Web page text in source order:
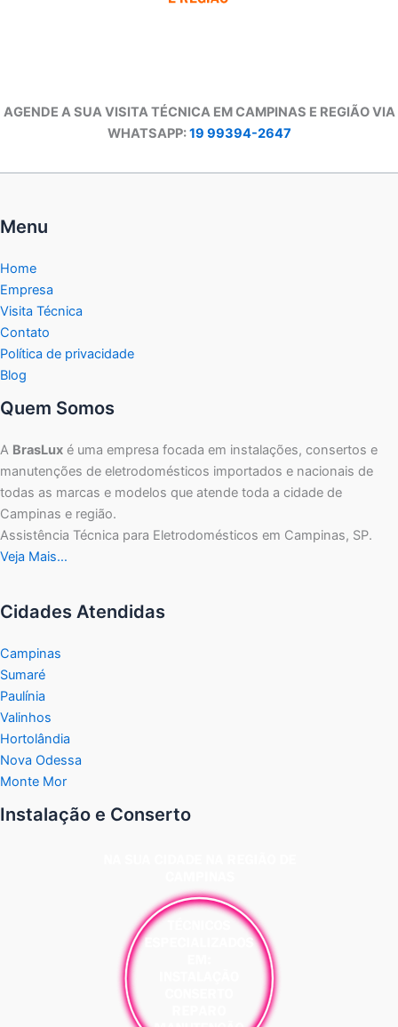
AGENDE A SUA VISITA TÉCNICA EM CAMPINAS E REGIÃO VIA
WHATSAPP:19 99394-2647
Menu
Home
Empresa
Visita Técnica
Contato
Política de privacidade
Blog
Quem Somos
A BrasLux é uma empresa focada em instalações, consertos e
manutenções de eletrodomésticos importados e nacionais de
todas as marcas e modelos que atende toda a cidade de
Campinas e região.
Assistência Técnica para Eletrodomésticos em Campinas, SP.
Veja Mais…
Cidades Atendidas
Campinas
Sumaré
Paulínia
Valinhos
Hortolândia
Nova Odessa
Monte Mor
Instalação e Conserto